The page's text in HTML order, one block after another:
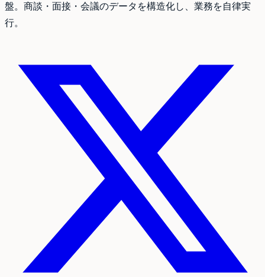
盤。商談・面接・会議のデータを構造化し、業務を自律実
行。